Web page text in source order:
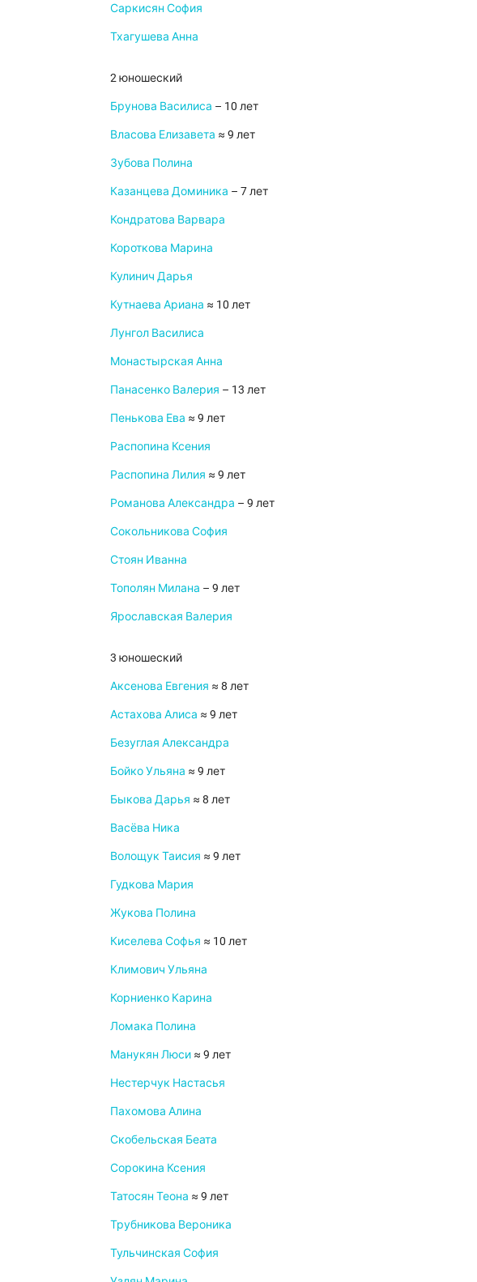
Саркисян София
Тхагушева Анна
2 юношеский
Брунова Василиса – 10 лет
Власова Елизавета ≈ 9 лет
Зубова Полина
Казанцева Доминика – 7 лет
Кондратова Варвара
Короткова Марина
Кулинич Дарья
Кутнаева Ариана ≈ 10 лет
Лунгол Василиса
Монастырская Анна
Панасенко Валерия – 13 лет
Пенькова Ева ≈ 9 лет
Распопина Ксения
Распопина Лилия ≈ 9 лет
Романова Александра – 9 лет
Сокольникова София
Стоян Иванна
Тополян Милана – 9 лет
Ярославская Валерия
3 юношеский
Аксенова Евгения ≈ 8 лет
Астахова Алиса ≈ 9 лет
Безуглая Александра
Бойко Ульяна ≈ 9 лет
Быкова Дарья ≈ 8 лет
Васёва Ника
Волощук Таисия ≈ 9 лет
Гудкова Мария
Жукова Полина
Киселева Софья ≈ 10 лет
Климович Ульяна
Корниенко Карина
Ломака Полина
Манукян Люси ≈ 9 лет
Нестерчук Настасья
Пахомова Алина
Скобельская Беата
Сорокина Ксения
Татосян Теона ≈ 9 лет
Трубникова Вероника
Тульчинская София